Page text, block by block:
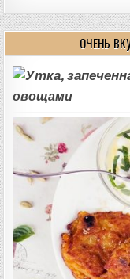
ОЧЕНЬ
овощами